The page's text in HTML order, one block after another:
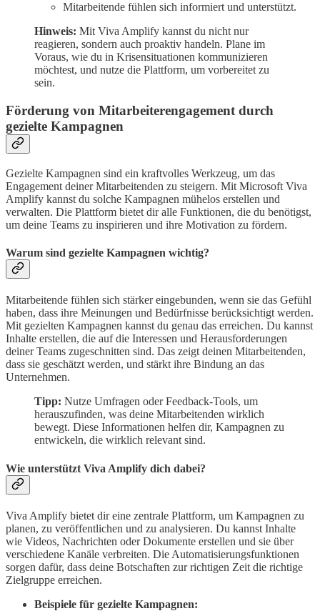
Mitarbeitende fühlen sich informiert und unterstützt.
Hinweis: Mit Viva Amplify kannst du nicht nur
reagieren, sondern auch proaktiv handeln. Plane im
Voraus, wie du in Krisensituationen kommunizieren
möchtest, und nutze die Plattform, um vorbereitet zu
sein.
Förderung von Mitarbeiterengagement durch
gezielte Kampagnen
Gezielte Kampagnen sind ein kraftvolles Werkzeug, um das
Engagement deiner Mitarbeitenden zu steigern. Mit Microsoft Viva
Amplify kannst du solche Kampagnen mühelos erstellen und
verwalten. Die Plattform bietet dir alle Funktionen, die du benötigst,
um deine Teams zu inspirieren und ihre Motivation zu fördern.
Warum sind gezielte Kampagnen wichtig?
Mitarbeitende fühlen sich stärker eingebunden, wenn sie das Gefühl
haben, dass ihre Meinungen und Bedürfnisse berücksichtigt werden.
Mit gezielten Kampagnen kannst du genau das erreichen. Du kannst
Inhalte erstellen, die auf die Interessen und Herausforderungen
deiner Teams zugeschnitten sind. Das zeigt deinen Mitarbeitenden,
dass sie geschätzt werden, und stärkt ihre Bindung an das
Unternehmen.
Tipp: Nutze Umfragen oder Feedback-Tools, um
herauszufinden, was deine Mitarbeitenden wirklich
bewegt. Diese Informationen helfen dir, Kampagnen zu
entwickeln, die wirklich relevant sind.
Wie unterstützt Viva Amplify dich dabei?
Viva Amplify bietet dir eine zentrale Plattform, um Kampagnen zu
planen, zu veröffentlichen und zu analysieren. Du kannst Inhalte
wie Videos, Nachrichten oder Dokumente erstellen und sie über
verschiedene Kanäle verbreiten. Die Automatisierungsfunktionen
sorgen dafür, dass deine Botschaften zur richtigen Zeit die richtige
Zielgruppe erreichen.
Beispiele für gezielte Kampagnen: